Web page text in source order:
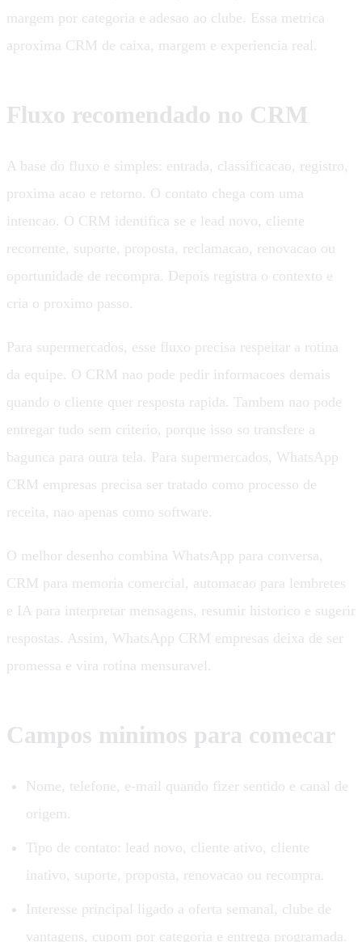
margem por categoria e adesao ao clube. Essa metrica
aproxima CRM de caixa, margem e experiencia real.
Fluxo recomendado no CRM
A base do fluxo e simples: entrada, classificacao, registro,
proxima acao e retorno. O contato chega com uma
intencao. O CRM identifica se e lead novo, cliente
recorrente, suporte, proposta, reclamacao, renovacao ou
oportunidade de recompra. Depois registra o contexto e
cria o proximo passo.
Para supermercados, esse fluxo precisa respeitar a rotina
da equipe. O CRM nao pode pedir informacoes demais
quando o cliente quer resposta rapida. Tambem nao pode
entregar tudo sem criterio, porque isso so transfere a
bagunca para outra tela. Para supermercados, WhatsApp
CRM empresas precisa ser tratado como processo de
receita, nao apenas como software.
O melhor desenho combina WhatsApp para conversa,
CRM para memoria comercial, automacao para lembretes
e IA para interpretar mensagens, resumir historico e sugerir
respostas. Assim, WhatsApp CRM empresas deixa de ser
promessa e vira rotina mensuravel.
Campos minimos para comecar
Nome, telefone, e-mail quando fizer sentido e canal de
origem.
Tipo de contato: lead novo, cliente ativo, cliente
inativo, suporte, proposta, renovacao ou recompra.
Interesse principal ligado a oferta semanal, clube de
vantagens, cupom por categoria e entrega programada.